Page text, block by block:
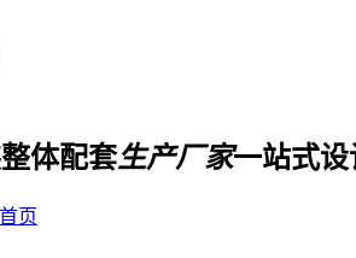
体配套生产厂家一站式
首页